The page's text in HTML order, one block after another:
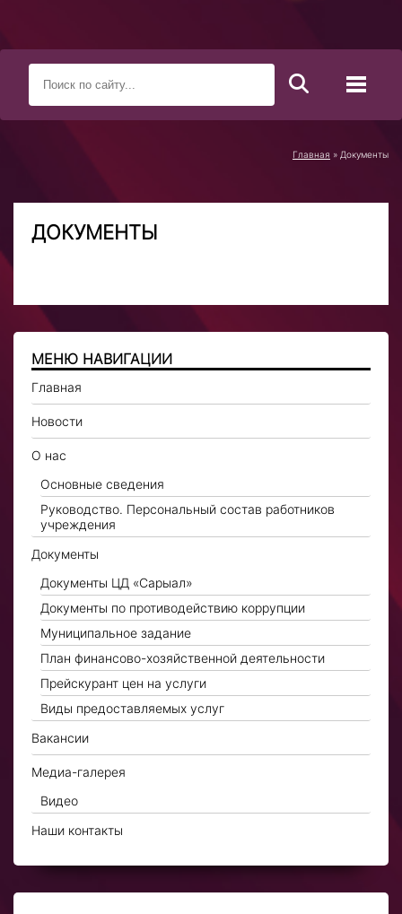
Главная » Документы
ДОКУМЕНТЫ
МЕНЮ НАВИГАЦИИ
Главная
Новости
О нас
Основные сведения
Руководство. Персональный состав работников
учреждения
Документы
Документы ЦД «Сарыал»
Документы по противодействию коррупции
Муниципальное задание
План финансово-хозяйственной деятельности
Прейскурант цен на услуги
Виды предоставляемых услуг
Вакансии
Медиа-галерея
Видео
Наши контакты